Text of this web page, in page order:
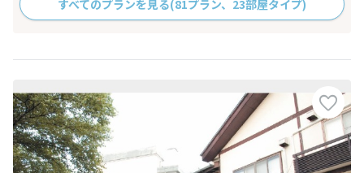
すべてのプランを見る(81プラン、23部屋タイプ)